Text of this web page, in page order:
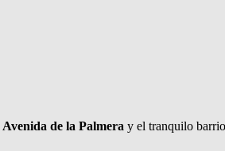
Avenida de la Palmera y el tranquilo